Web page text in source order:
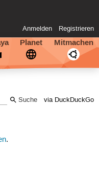
Anmelden Registrieren
Planet Mitmachen
via DuckDuckGo
.